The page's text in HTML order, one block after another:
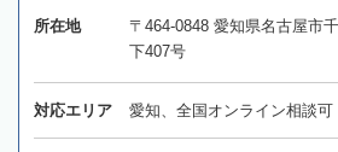
所在地
〒464-0848 愛知県名古屋市
下407号
対応エリア 愛知、全国オンライン相談可